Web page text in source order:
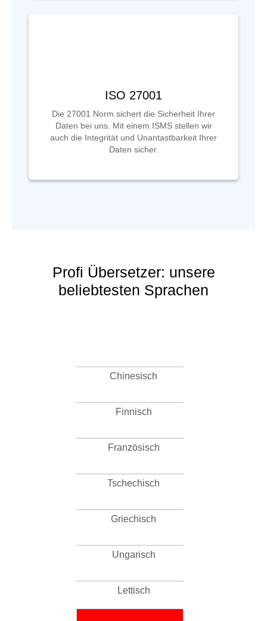
ISO 27001
Die 27001 Norm sichert die Sicherheit Ihrer
Daten bei uns. Mit einem ISMS stellen wir
auch die Integrität und Unantastbarkeit Ihrer
Daten sicher.
Profi Übersetzer: unsere
beliebtesten Sprachen
Chinesisch
Finnisch
Französisch
Tschechisch
Griechisch
Ungarisch
Lettisch